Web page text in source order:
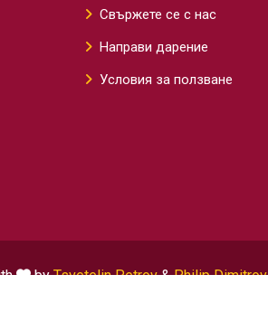
Свържете се с нас
Направи дарение
Условия за ползване
byTsvetelin Petrov&Philip Dimitrov